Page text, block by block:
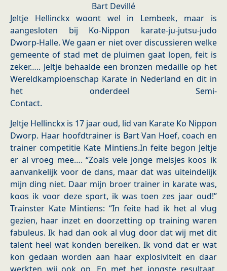
Bart Devillé
Jeltje Hellinckx woont wel in Lembeek, maar is
aangesloten bij Ko-Nippon karate-ju-jutsu-judo
Dworp-Halle. We gaan er niet over discussieren welke
gemeente of stad met de pluimen gaat lopen, feit is
zeker….. Jeltje behaalde een bronzen medaille op het
Wereldkampioenschap Karate in Nederland en dit in
het onderdeel Semi-
Contact.
Jeltje Hellinckx is 17 jaar oud, lid van Karate Ko Nippon
Dworp. Haar hoofdtrainer is Bart Van Hoef, coach en
trainer competitie Kate Mintiens.In feite begon Jeltje
er al vroeg mee…. “Zoals vele jonge meisjes koos ik
aanvankelijk voor de dans, maar dat was uiteindelijk
mijn ding niet. Daar mijn broer trainer in karate was,
koos ik voor deze sport, ik was toen zes jaar oud!”
Trainster Kate Mintiens: “In feite had ik het al vlug
gezien, haar inzet en doorzetting op training waren
fabuleus. Ik had dan ook al vlug door dat wij met dit
talent heel wat konden bereiken. Ik vond dat er wat
kon gedaan worden aan haar explosiviteit en daar